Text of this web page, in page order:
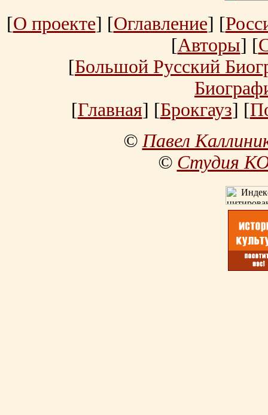
[О проекте] [Оглавление] [
[Авторы] [
[Большой Русский
[Главная] [Брокгауз] [
©Павел
© Студия